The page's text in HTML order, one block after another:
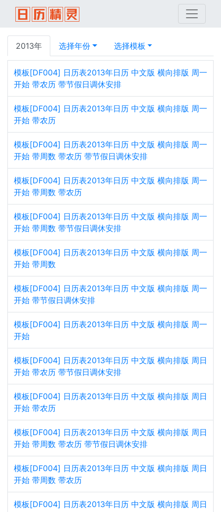
2013年 选择年份 选择模板
模板[DF004] 日历表2013年日历 中文版 横向排版 周一
开始 带农历 带节假日调休安排
模板[DF004] 日历表2013年日历 中文版 横向排版 周一
开始 带农历
模板[DF004] 日历表2013年日历 中文版 横向排版 周一
开始 带周数 带农历 带节假日调休安排
模板[DF004] 日历表2013年日历 中文版 横向排版 周一
开始 带周数 带农历
模板[DF004] 日历表2013年日历 中文版 横向排版 周一
开始 带周数 带节假日调休安排
模板[DF004] 日历表2013年日历 中文版 横向排版 周一
开始 带周数
模板[DF004] 日历表2013年日历 中文版 横向排版 周一
开始 带节假日调休安排
模板[DF004] 日历表2013年日历 中文版 横向排版 周一
开始
模板[DF004] 日历表2013年日历 中文版 横向排版 周日
开始 带农历 带节假日调休安排
模板[DF004] 日历表2013年日历 中文版 横向排版 周日
开始 带农历
模板[DF004] 日历表2013年日历 中文版 横向排版 周日
开始 带周数 带农历 带节假日调休安排
模板[DF004] 日历表2013年日历 中文版 横向排版 周日
开始 带周数 带农历
模板[DF004] 日历表2013年日历 中文版 横向排版 周日